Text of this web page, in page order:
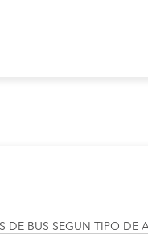
DE BUS SEGUN TIPO DE